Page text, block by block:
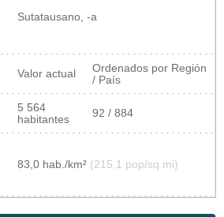
Sutatausano, -a
Valor actual
Ordenados por Región
/ País
5 564
habitantes
92 / 884
83,0 hab./km² (215,1 pop/sq mi)